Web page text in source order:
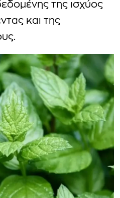
της ισχύος
και της